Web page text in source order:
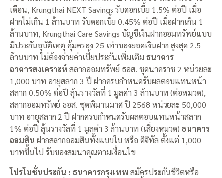
เดือน, Krungthai NEXT Savings รับดอกเบี้ย 1.5% ต่อปี เมื่อ
ฝากไม่เกิน 1 ล้านบาท รับดอกเบี้ย 0.45% ต่อปี เมื่อฝากเกิน 1
ล้านบาท, Krungthai Care Savings บัญชีเงินฝากออมทรัพย์แบบ
มีประกันอุบัติเหตุ คุ้มครอง 25 เท่าของยอดเงินฝาก สูงสุด 2.5
ล้านบาท ไม่ต้องจ่ายค่าเบี้ยประกันเพิ่มเติม ธนาคาร
อาคารสงเคราะห์ สลากออมทรัพย์ ธอส. ชุดนาคราช 2 หน่วยละ
1,000 บาท อายุสลาก 3 ปี ฝากครบกำหนดรับผลตอบแทนหน้า
สลาก 0.50% ต่อปี ลุ้นรางวัลที่ 1 มูลค่า 3 ล้านบาท (ต่อหมวด),
สลากออมทรัพย์ ธอส. ชุดพิมานมาศ ปี 2568 หน่วยละ 50,000
บาท อายุสลาก 2 ปี ฝากครบกำหนดรับผลตอบแทนหน้าสลาก
1% ต่อปี ลุ้นรางวัลที่ 1 มูลค่า 3 ล้านบาท (เสี่ยงหมวด) ธนาคาร
ออมสิน ฝากสลากออมสินทั้งแบบใบ หรือ ดิจิทัล ตั้งแต่ 1,000
บาทขึ้นไป รับของสมนาคุณตามเงื่อนไข
โปรโมชั่นประกัน : ธนาคารกรุงเทพ สมัครประกันชีวิตหรือ